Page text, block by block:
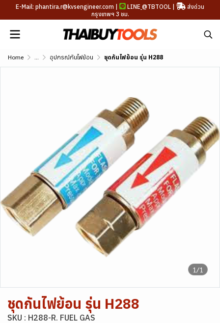
E-Mail: phantira.r@kvsengineer.com | LINE @TBTOOL |
ส่งด่วน
กรุงเทพฯ 3 ชม.
Home ... อุปกรณ์กันไฟย้อน ชุดกันไฟย้อน รุ่น H288
1/1
ชุดกันไฟย้อน รุ่น H288
SKU : H288-R. FUEL GAS